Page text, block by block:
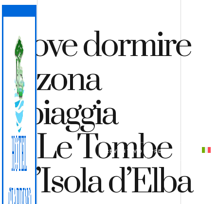
PRENOTA
PREVENTIVO
Dove dormire
in zona
Spiaggia
di Le Tombe
all’Isola d’Elba